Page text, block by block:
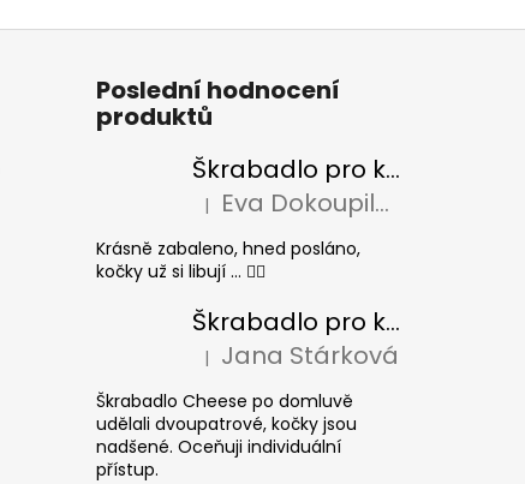
Poslední hodnocení
produktů
Škrabadlo pro kočky BASIC Colour
Hodnocení produktu je 5 z 5 hvězdiček.
| Eva Dokoupilová
Krásně zabaleno, hned posláno,
kočky už si libují ... 👍🏻
Škrabadlo pro kočky CHEESE ELIPSE colour
Hodnocení produktu je 5 z 5 hvězdiček.
| Jana Stárková
Škrabadlo Cheese po domluvě
udělali dvoupatrové, kočky jsou
nadšené. Oceňuji individuální
přístup.